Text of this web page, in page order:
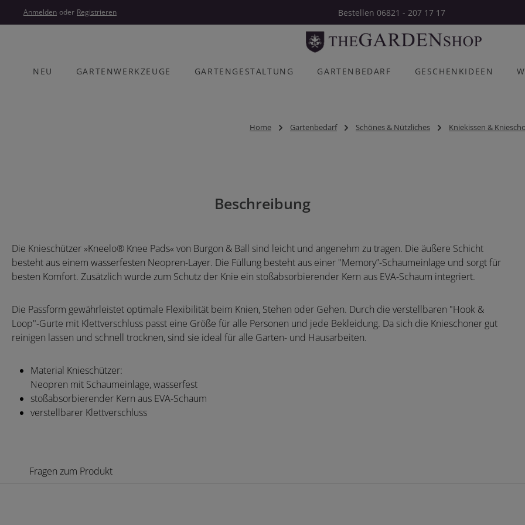
Hauptinhalt springen
Zur Hauptnavigation springen
Anmelden oder Registrieren Bestellen 06821 - 207 17 17
NEU GARTENWERKZEUGE GARTENGESTALTUNG GARTENBEDARF GESCHENKIDEEN
Home Gartenbedarf Schönes & Nützliches Kniekissen &
Beschreibung
Die Knieschützer »Kneelo® Knee Pads« von Burgon & Ball sind leicht und angenehm zu tragen. Die äußere Schicht
besteht aus einem wasserfesten Neopren-Layer. Die Füllung besteht aus einer "Memory”-Schaumeinlage und sorgt für
besten Komfort. Zusätzlich wurde zum Schutz der Knie ein stoßabsorbierender Kern aus EVA-Schaum integriert.
Die Passform gewährleistet optimale Flexibilität beim Knien, Stehen oder Gehen. Durch die verstellbaren "Hook &
Loop"-Gurte mit Klettverschluss passt eine Größe für alle Personen und jede Bekleidung. Da sich die Knieschoner gut
reinigen lassen und schnell trocknen, sind sie ideal für alle Garten- und Hausarbeiten.
Material Knieschützer:
Neopren mit Schaumeinlage, wasserfest
stoßabsorbierender Kern aus EVA-Schaum
verstellbarer Klettverschluss
Fragen zum Produkt